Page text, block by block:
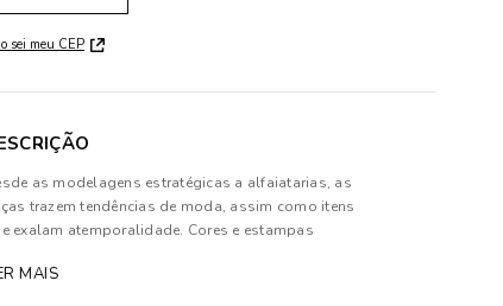
sei meu CEP
as modelagens estratégicas a alfaiatarias, as
trazem tendências de moda, assim como itens
exalam atemporalidade. Cores e estampas
de elegância.As cores dos produtos nas
MAIS